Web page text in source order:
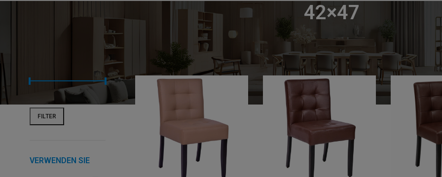
42×47
FILTER
Preis:€ 80—€ 90
VERWENDEN SIE
STARTSEITE PRODUCT SITZ (CM)